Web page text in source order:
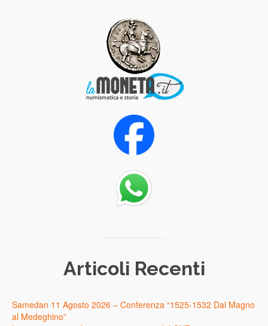
Articoli Recenti
Samedan 11 Agosto 2026 – Conferenza “1525-1532 Dal Magno
al Medeghino”